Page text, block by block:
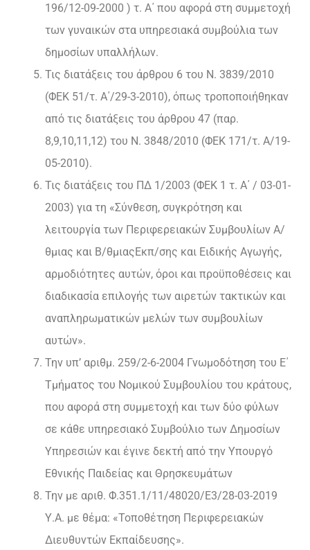
196/12-09-2000 ) τ. Α΄ που αφορά στη συμμετοχή
των γυναικών στα υπηρεσιακά συμβούλια των
δημοσίων υπαλλήλων.
Τις διατάξεις του άρθρου 6 του Ν. 3839/2010
(ΦΕΚ 51/τ. Α΄/29-3-2010), όπως τροποποιήθηκαν
από τις διατάξεις του άρθρου 47 (παρ.
8,9,10,11,12) του Ν. 3848/2010 (ΦΕΚ 171/τ. Α/19-
05-2010).
Τις διατάξεις του ΠΔ 1/2003 (ΦΕΚ 1 τ. Α΄ / 03-01-
2003) για τη «Σύνθεση, συγκρότηση και
λειτουργία των Περιφερειακών Συμβουλίων Α/
θμιας και Β/θμιαςΕκπ/σης και Ειδικής Αγωγής,
αρμοδιότητες αυτών, όροι και προϋποθέσεις και
διαδικασία επιλογής των αιρετών τακτικών και
αναπληρωματικών μελών των συμβουλίων
αυτών».
Την υπ’ αριθμ. 259/2-6-2004 Γνωμοδότηση του Ε΄
Τμήματος του Νομικού Συμβουλίου του κράτους,
που αφορά στη συμμετοχή και των δύο φύλων
σε κάθε υπηρεσιακό Συμβούλιο των Δημοσίων
Υπηρεσιών και έγινε δεκτή από την Υπουργό
Εθνικής Παιδείας και Θρησκευμάτων
Την με αριθ. Φ.351.1/11/48020/Ε3/28-03-2019
Υ.Α. με θέμα: «Τοποθέτηση Περιφερειακών
Διευθυντών Εκπαίδευσης».